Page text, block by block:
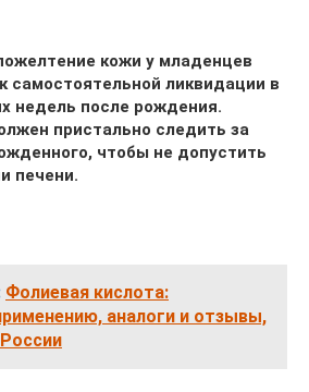
кожи у младенцев
самостоятельной ликвидации в
недель после рождения.
пристально следить за
чтобы не допустить
печени.
Фолиевая кислота:
аналоги и отзывы,